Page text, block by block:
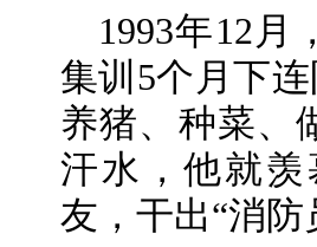
1993年12
集训5个月下
养猪、种菜、
汗水，他就
友，干出“消防